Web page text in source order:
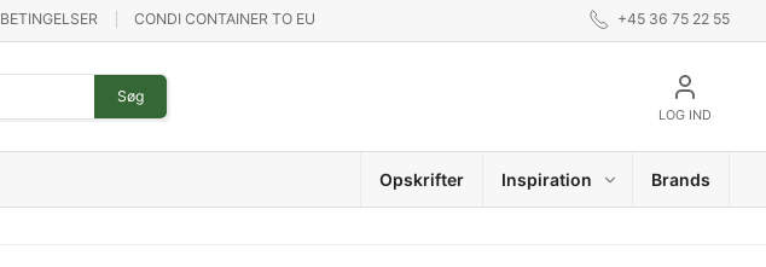
BETINGELSER CONDI CONTAINER TO EU +45 36 75 22 55
Søg
LOG IND
Opskrifter Inspiration Brands